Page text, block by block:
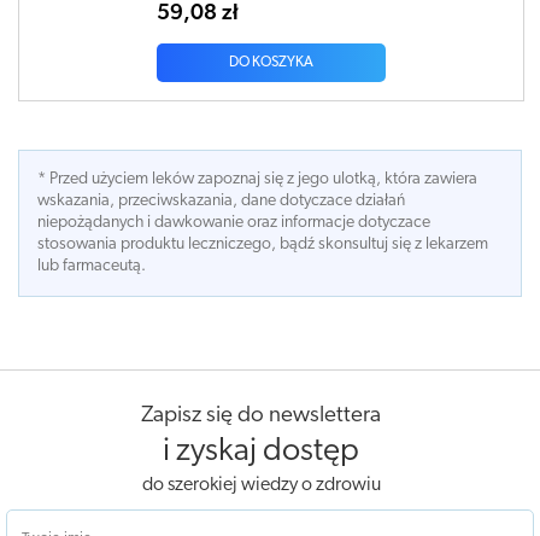
59,08 zł
DO KOSZYKA
* Przed użyciem leków zapoznaj się z jego ulotką, która zawiera
wskazania, przeciwskazania, dane dotyczace działań
niepożądanych i dawkowanie oraz informacje dotyczace
stosowania produktu leczniczego, bądź skonsultuj się z lekarzem
lub farmaceutą.
Zapisz się do newslettera
i zyskaj dostęp
do szerokiej wiedzy o zdrowiu